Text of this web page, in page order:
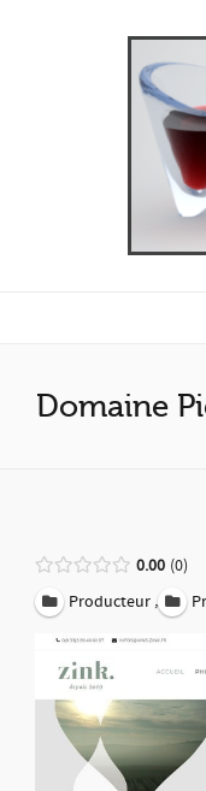
Domaine
0.00 0
Producteur ,